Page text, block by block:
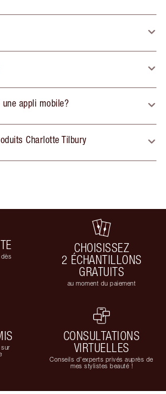
appli mobile?
Charlotte Tilbury
dès
CHOISISSEZ
2 ÉCHANTILLONS
GRATUITS
au moment du paiement
CONSULTATIONS
VIRTUELLES
Conseils d'experts privés auprès de
mes stylistes beauté !